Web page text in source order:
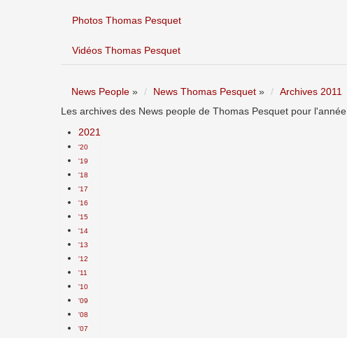
Photos Thomas Pesquet
Vidéos Thomas Pesquet
News People » News Thomas Pesquet »
Archives 2011
Les archives des News people de Thomas Pesquet pour
2021
'20
'19
'18
'17
'16
'15
'14
'13
'12
'11
'10
'09
'08
'07